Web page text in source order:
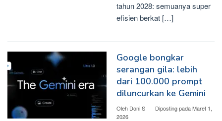
tahun 2028: semuanya super
efisien berkat […]
Google bongkar
serangan gila: lebih
dari 100.000 prompt
diluncurkan ke Gemini
Oleh Doni S Diposting padaMaret 1,
2026